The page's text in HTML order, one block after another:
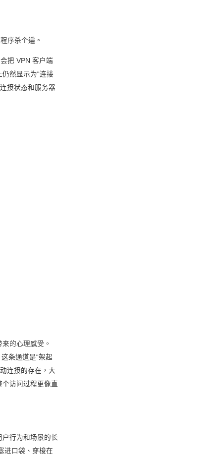
序杀个遍。
把 VPN 客户端
然显示为“连接
接状态和服务器
的心理感受。
条通道是“架起
连接的存在，大
个访问过程更像直
户行为和场景的长
进口袋、穿梭在